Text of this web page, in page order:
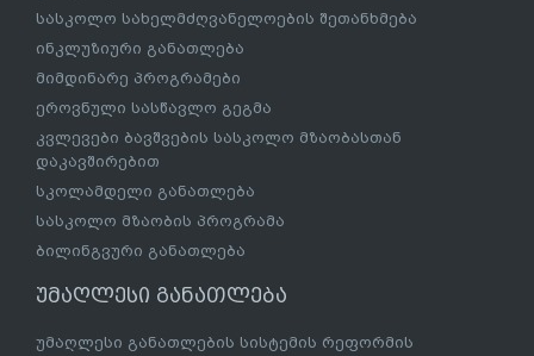
სასკოლო სახელმძღვანელოების შეთანხმება
ინკლუზიური განათლება
მიმდინარე პროგრამები
ეროვნული სასწავლო გეგმა
კვლევები ბავშვების სასკოლო მზაობასთან
დაკავშირებით
სკოლამდელი განათლება
სასკოლო მზაობის პროგრამა
ბილინგვური განათლება
უმაღლესი განათლება
უმაღლესი განათლების სისტემის რეფორმის